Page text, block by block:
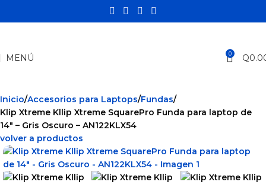
MENÚ 0 Q
Inicio Accesorios para Laptops Fundas
Klip Xtreme Kllip Xtreme SquarePro Funda para laptop de
14″ – Gris Oscuro – AN122KLX54
volver a productos